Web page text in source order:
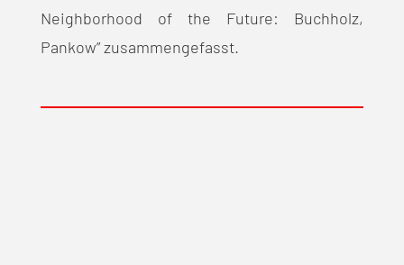
Neighborhood of the Future: Buchholz,
Pankow” zusammengefasst.